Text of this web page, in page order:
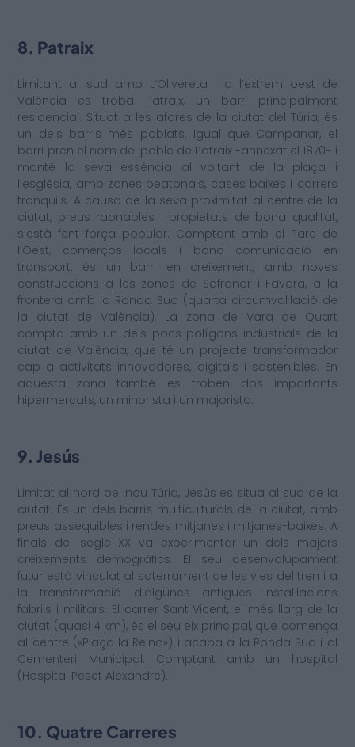
8. Patraix
Limitant al sud amb L’Olivereta i a l’extrem oest de
València es troba Patraix, un barri principalment
residencial. Situat a les afores de la ciutat del Túria, és
un dels barris més poblats. Igual que Campanar, el
barri pren el nom del poble de Patraix -annexat el 1870- i
manté la seva essència al voltant de la plaça i
l’església, amb zones peatonals, cases baixes i carrers
tranquils. A causa de la seva proximitat al centre de la
ciutat, preus raonables i propietats de bona qualitat,
s’està fent força popular. Comptant amb el Parc de
l’Oest, comerços locals i bona comunicació en
transport, és un barri en creixement, amb noves
construccions a les zones de Safranar i Favara, a la
frontera amb la Ronda Sud (quarta circumval·lació de
la ciutat de València). La zona de Vara de Quart
compta amb un dels pocs polígons industrials de la
ciutat de València, que té un projecte transformador
cap a activitats innovadores, digitals i sostenibles. En
aquesta zona també es troben dos importants
hipermercats, un minorista i un majorista.
9. Jesús
Limitat al nord pel nou Túria, Jesús es situa al sud de la
ciutat. És un dels barris multiculturals de la ciutat, amb
preus assequibles i rendes mitjanes i mitjanes-baixes. A
finals del segle XX va experimentar un dels majors
creixements demogràfics. El seu desenvolupament
futur està vinculat al soterrament de les vies del tren i a
la transformació d’algunes antigues instal·lacions
fabrils i militars. El carrer Sant Vicent, el més llarg de la
ciutat (quasi 4 km), és el seu eix principal, que comença
al centre («Plaça la Reina») i acaba a la Ronda Sud i al
Cementeri Municipal. Comptant amb un hospital
(Hospital Peset Alexandre).
10. Quatre Carreres